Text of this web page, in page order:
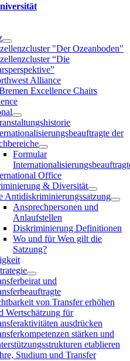
"Der Ozeanboden"
“Die
Alliance
Excellence Chairs
der
Formular
Office
& Diversität
Antidiskriminierungssatzung
Ansprechpersonen und
Anlaufstellen
Diskriminierung Definitionen
Wo und für Wen gilt die
Satzung?
und
von Transfer erhöhen
Wertschätzung für
ausdrücken
stärken und
etablieren
Studium und Transfer